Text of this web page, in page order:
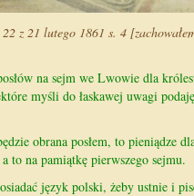
z 21 lutego 1861 s. 4
na sejm we Lwowie dla
myśli do łaskawej uwagi
obrana posłem, to pieniądze
to na pamiątkę pierwszego sejmu.
język polski, żeby ustnie i